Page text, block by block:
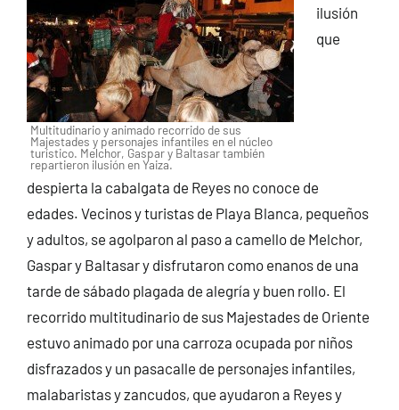
Multitudinario y animado recorrido de sus
Majestades y personajes infantiles en el núcleo
turístico. Melchor, Gaspar y Baltasar también
repartieron ilusión en Yaiza.
ilusión
que
despierta la cabalgata de Reyes no conoce de
edades. Vecinos y turistas de Playa Blanca, pequeños
y adultos, se agolparon al paso a camello de Melchor,
Gaspar y Baltasar y disfrutaron como enanos de una
tarde de sábado plagada de alegría y buen rollo. El
recorrido multitudinario de sus Majestades de Oriente
estuvo animado por una carroza ocupada por niños
disfrazados y un pasacalle de personajes infantiles,
malabaristas y zancudos, que ayudaron a Reyes y